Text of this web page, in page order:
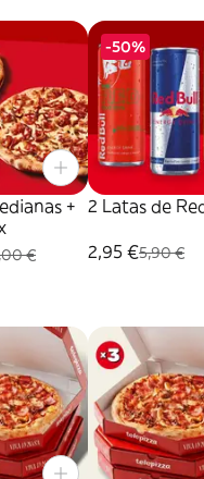
+
€
-50%
2 Latas de
2,95 €5,90 €